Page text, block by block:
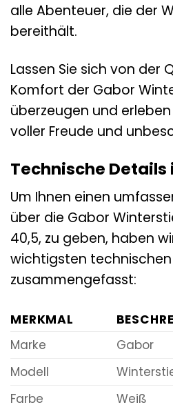
alle Abenteuer, die der
bereithält.
Lassen Sie sich von der
Komfort der Gabor
überzeugen und
voller Freude und
Technische
Um Ihnen einen
über die Gabor
40,5, zu geben, haben
wichtigsten technischen
zusammengefasst:
MERKMAL
Marke
Gabor
Modell
Farbe
Weiß